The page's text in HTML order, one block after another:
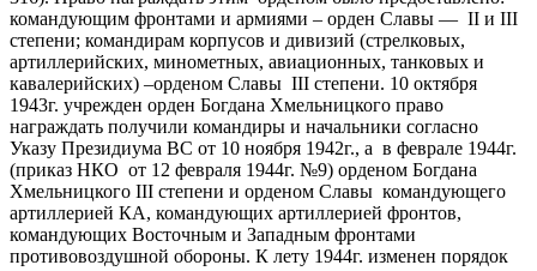
командующим фронтами и армиями – орден Славы — II и III
степени; командирам корпусов и дивизий (стрелковых,
артиллерийских, минометных, авиационных, танковых и
кавалерийских) –орденом Славы III степени. 10 октября
1943г. учрежден орден Богдана Хмельницкого право
награждать получили командиры и начальники согласно
Указу Президиума ВС от 10 ноября 1942г., а в феврале 1944г.
(приказ НКО от 12 февраля 1944г. №9) орденом Богдана
Хмельницкого III степени и орденом Славы командующего
артиллерией КА, командующих артиллерией фронтов,
командующих Восточным и Западным фронтами
противовоздушной обороны. К лету 1944г. изменен порядок